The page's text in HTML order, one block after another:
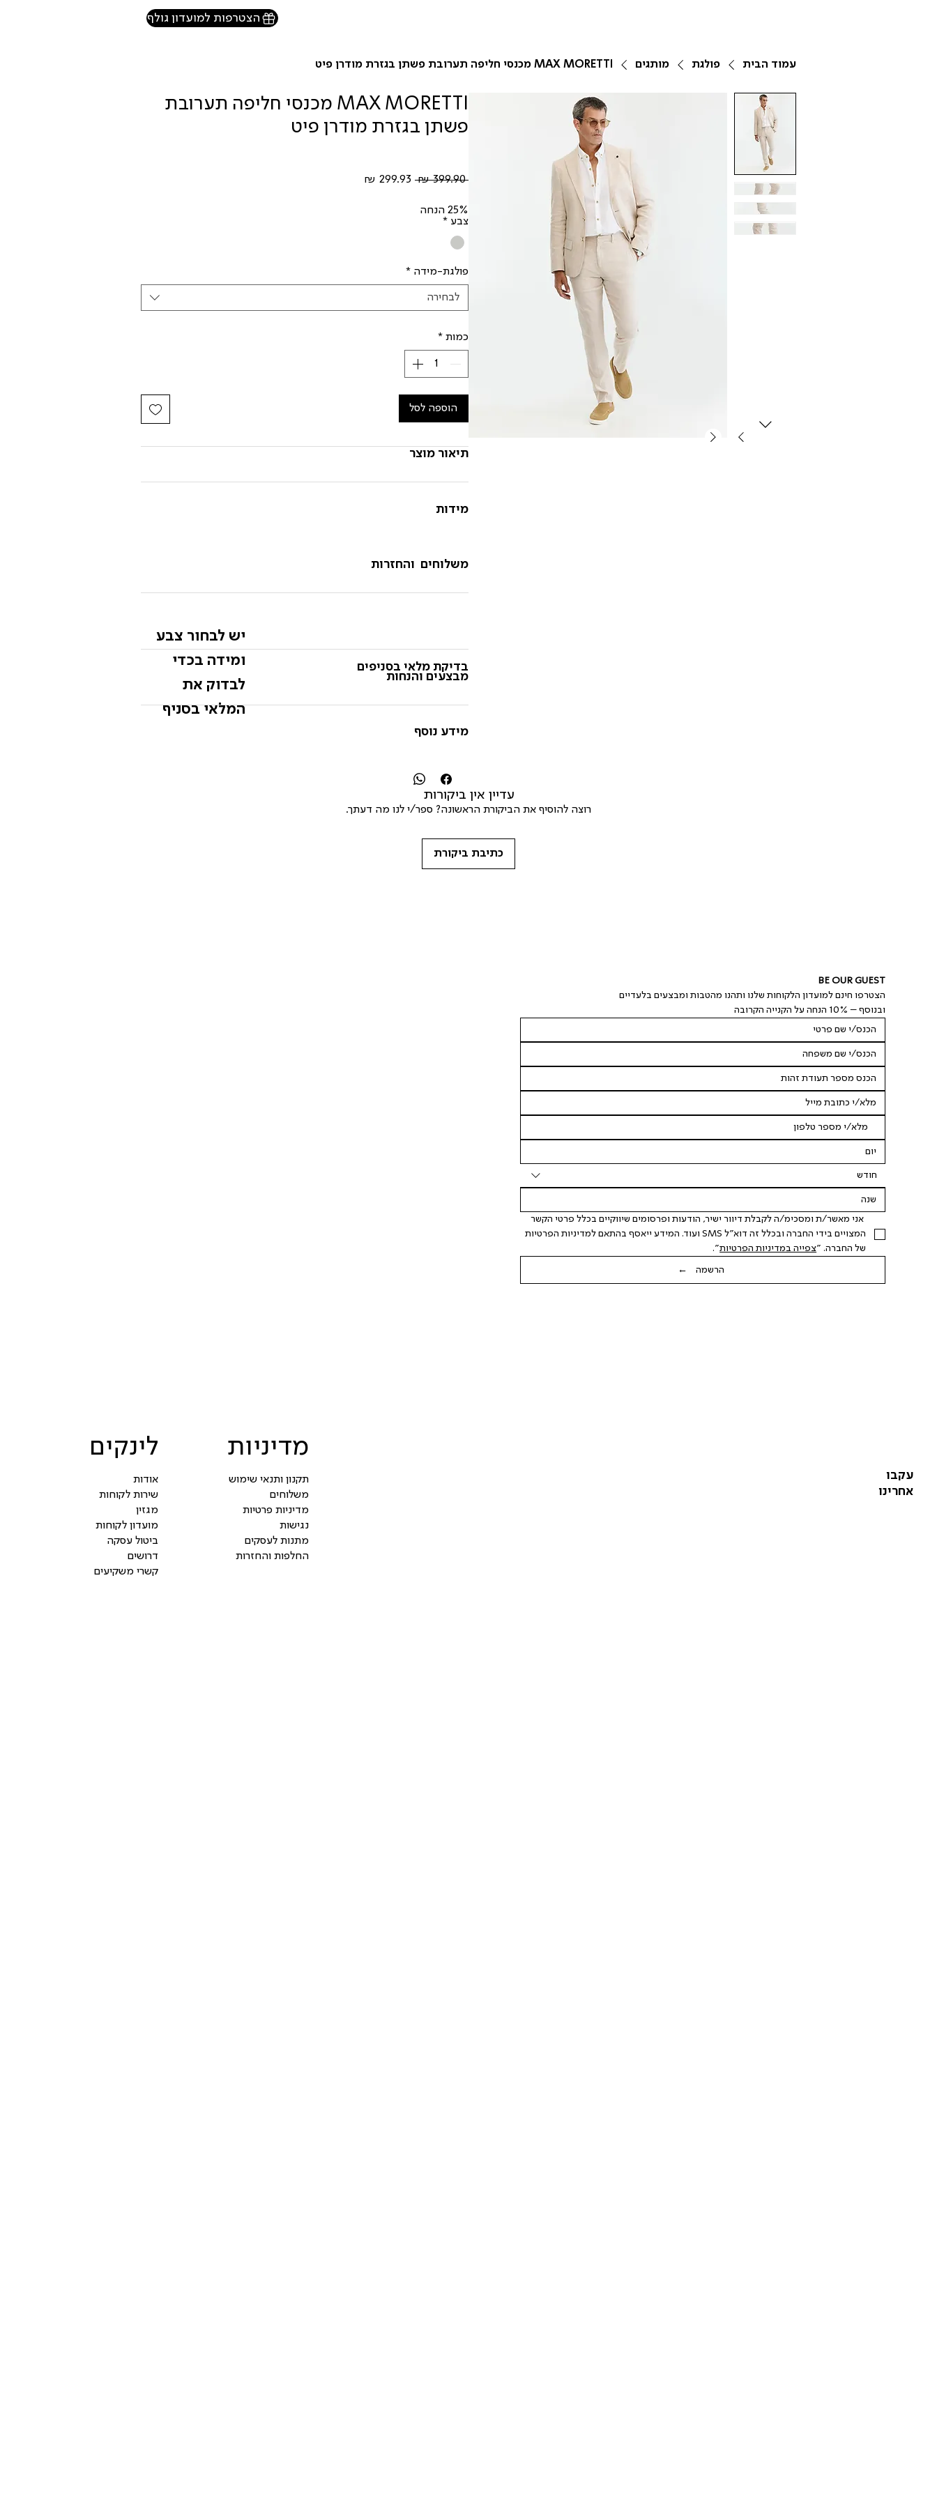
הצטרפות למועדון גולף
עמוד הבית פולגת מותגים MAX MORETTI מכנסי חליפה תערובת פשתן בגזרת מודרן פיט
MAX MORETTI מכנסי חליפה תערובת
פשתן בגזרת מודרן פיט
‏399.90 ‏₪
מחיר
25% הנחה
צבע *
פולגת-מידה *
לבחירה
כמות *
הוספה לסל
תיאור מוצר
מידות
משלוחים והחזרות
יש לבחור צבע
ומידה בכדי
לבדוק את
המלאי בסניף
בדיקת מלאי בסניפים
מבצעים והנחות
מידע נוסף
עדיין אין ביקורות
רוצה להוסיף את הביקורת הראשונה? ספר/י לנו מה דעתך.
כתיבת ביקורת
מדיניות
תקנון ותנאי שימוש
משלוחים
מדיניות פרטיות
נגישות
מתנות לעסקים
החלפות והחזרות
לינקים
אודות
שירות לקוחות
מגזין
מועדון לקוחות
ביטול עסקה
דרושים
קשרי משקיעים
עקבו
אחרינו
BE OUR GUEST
הצטרפו חינם למועדון הלקוחות שלנו ותהנו מהטבות ומבצעים בלעדיים
ובנוסף – 10% הנחה על הקנייה הקרובה
חודש
אני מאשר/ת ומסכימ/ה לקבלת דיוור ישיר, הודעות ופרסומים שיווקיים בכלל פרטי הקשר
המצויים בידי החברה ובכלל זה דוא"ל SMS ועוד. המידע ייאסף בהתאם למדיניות הפרטיות
של החברה. "צפייה במדיניות הפרטיות".
הרשמה ←